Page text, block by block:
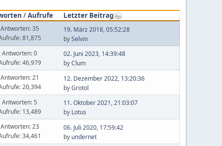
/Aufrufe Letzter Beitrag
Antworten: 35
81,875
19. März 2018, 05:52:28
bySelvin
Antworten: 0
46,979
02. Juni 2023, 14:39:48
byClum
Antworten: 21
20,394
12. Dezember 2022, 13:20:36
byGrotol
Antworten: 5
13,489
11. Oktober 2021, 21:03:07
by Lotus
Antworten: 23
34,461
06. Juli 2020, 17:59:42
by undernet